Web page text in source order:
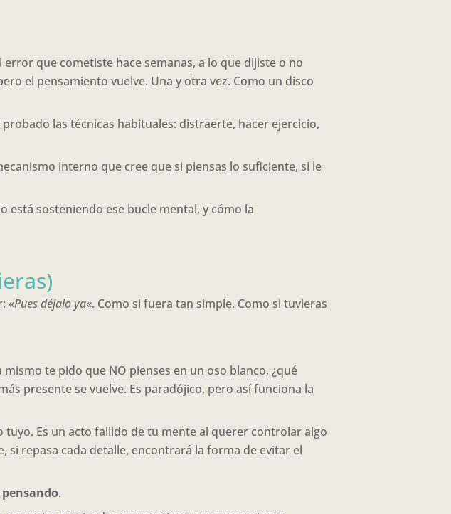
que cometiste hace semanas, a lo que dijiste o no
el pensamiento vuelve. Una y otra vez. Como un disco
las técnicas habituales: distraerte, hacer ejercicio,
interno que cree que si piensas lo suficiente, si le
sosteniendo ese bucle mental, y cómo la
«Pues déjalo ya«. Como si fuera tan simple. Como si tuvieras
mismo te pido que NO pienses en un oso blanco, ¿qué
presente se vuelve. Es paradójico, pero así funciona la
Es un acto fallido de tu mente al querer controlar algo
si repasa cada detalle, encontrará la forma de evitar el
pensando.